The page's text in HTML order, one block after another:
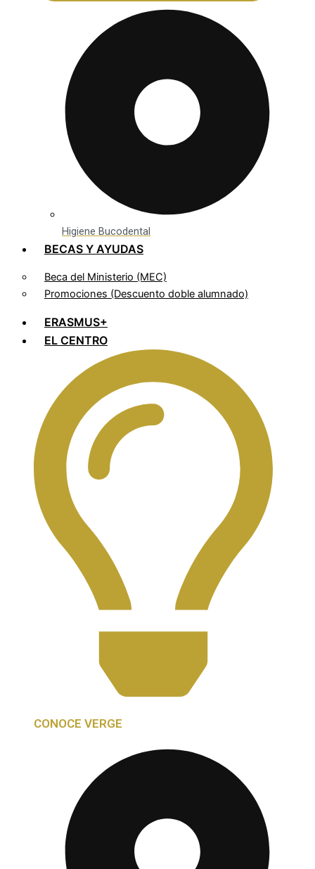
Higiene Bucodental
BECAS Y AYUDAS
Beca del Ministerio (MEC)
Promociones (Descuento doble alumnado)
ERASMUS+
EL CENTRO
CONOCE VERGE